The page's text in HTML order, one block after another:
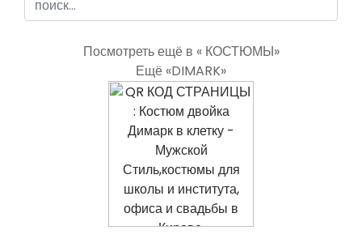
Посмотреть ещё в « КОСТЮМЫ»
Ещё «DIMARK»